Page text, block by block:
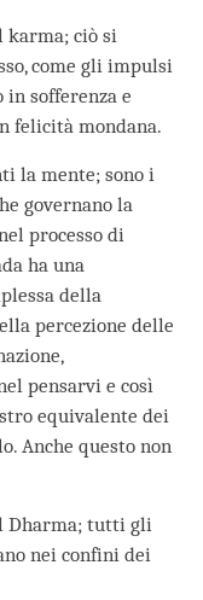
ciò si
come gli impulsi
sofferenza e
felicità mondana.
la mente; sono i
governano la
processo di
ha una
della
percezione delle
pensarvi e così
equivalente dei
Anche questo non
Dharma; tutti gli
nei confini dei